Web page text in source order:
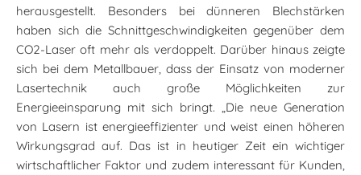
herausgestellt. Besonders bei dünneren Blechstärken
haben sich die Schnittgeschwindigkeiten gegenüber dem
CO2-Laser oft mehr als verdoppelt. Darüber hinaus zeigte
sich bei dem Metallbauer, dass der Einsatz von moderner
Lasertechnik auch große Möglichkeiten zur
Energieeinsparung mit sich bringt. „Die neue Generation
von Lasern ist energieeffizienter und weist einen höheren
Wirkungsgrad auf. Das ist in heutiger Zeit ein wichtiger
wirtschaftlicher Faktor und zudem interessant für Kunden,